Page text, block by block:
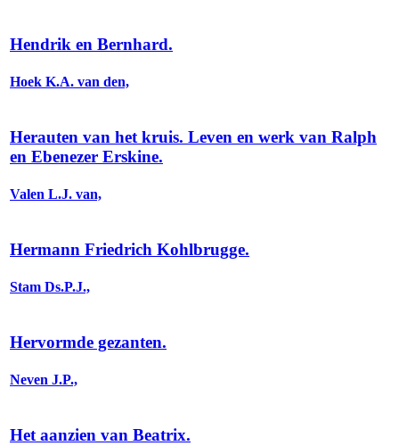
Hendrik en Bernhard.
Hoek K.A. van den,
Herauten van het kruis. Leven en werk van Ralph
en Ebenezer Erskine.
Valen L.J. van,
Hermann Friedrich Kohlbrugge.
Stam Ds.P.J.,
Hervormde gezanten.
Neven J.P.,
Het aanzien van Beatrix.